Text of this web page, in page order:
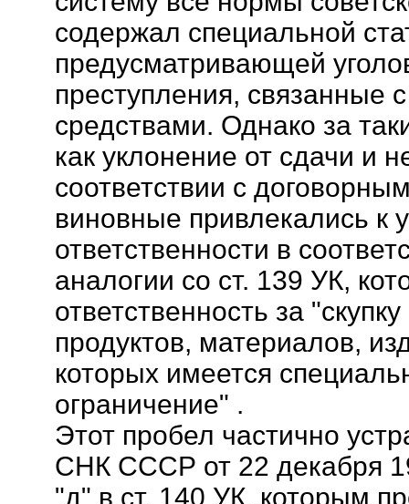
содержал специальной
предусматривающей
преступления, связанные
средствами. Однако за
как уклонение от сдачи и
соответствии с
виновные привлекались к
ответственности в
аналогии со ст. 139 УК,
ответственность за
продуктов, материалов,
которых имеется
ограничение" .
Этот пробел частично
СНК СССР от 22 декабря
"д" в ст. 140 УК, которым